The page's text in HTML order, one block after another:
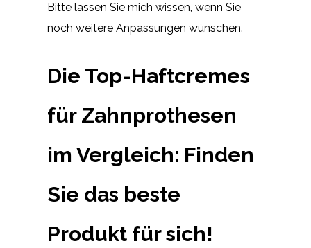
Bitte lassen Sie mich wissen, wenn Sie
noch weitere Anpassungen wünschen.
Die Top-Haftcremes
für Zahnprothesen
im Vergleich: Finden
Sie das beste
Produkt für sich!